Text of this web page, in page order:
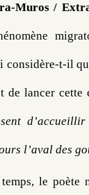
Muros /
t-il
de lancer cette
l’aval des
le poète